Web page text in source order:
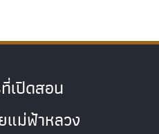
เปิดสอน
แม่ฟ้าหลวง